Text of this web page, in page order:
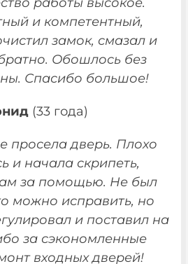
и компетентный,
замок, смазал и
Обошлось без
Спасибо большое!
(33 года)
просела дверь. Плохо
и начала скрипеть,
за помощью. Не был
можно исправить, но
и поставил на
за сэкономленные
входных дверей!